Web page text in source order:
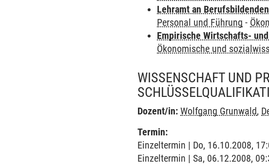
Lehramt an
Personal und Führung -
Empirische Wirtschafts-
Ökonomische und
WISSENSCHAFT UND
Dozent/in: Wolfgang Grunwald,
Termin:
Einzeltermin | Do, 16.10.2008,
Einzeltermin | Sa, 06.12.2008,